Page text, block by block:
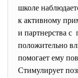
школе
к активному
и партнерства с
положительно
помогает ему
Стимулирует